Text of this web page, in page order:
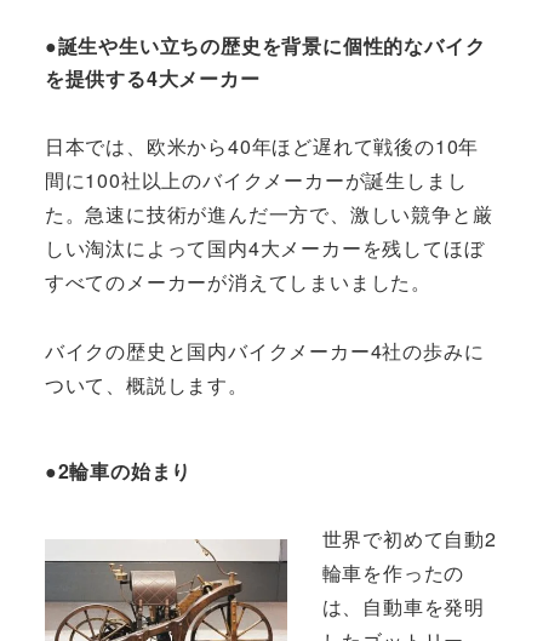
●誕生や生い立ちの歴史を背景に個性的なバイク
を提供する4大メーカー
日本では、欧米から40年ほど遅れて戦後の10年
間に100社以上のバイクメーカーが誕生しまし
た。急速に技術が進んだ一方で、激しい競争と厳
しい淘汰によって国内4大メーカーを残してほぼ
すべてのメーカーが消えてしまいました。
バイクの歴史と国内バイクメーカー4社の歩みに
ついて、概説します。
●2輪車の始まり
世界で初めて自動2
輪車を作ったの
は、自動車を発明